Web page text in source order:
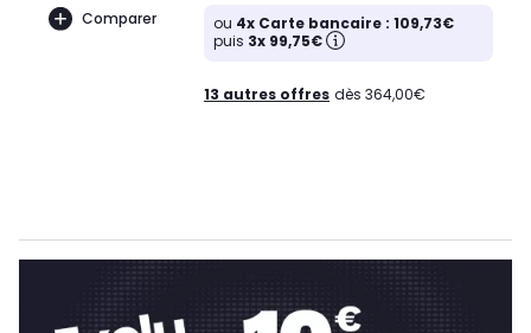
Comparer ou 4x Carte bancaire : 109,73€
puis 3x 99,75€
13 autres offres dès 364,00€